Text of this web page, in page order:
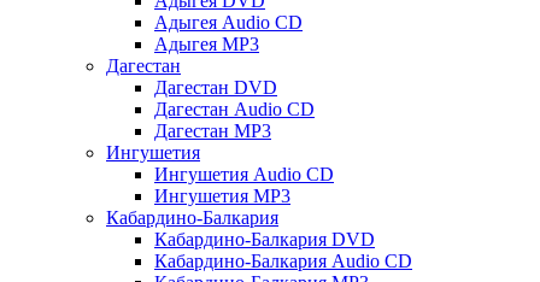
Адыгея Audio CD
Адыгея MP3
Дагестан
Дагестан DVD
Дагестан Audio CD
Дагестан MP3
Ингушетия
Ингушетия Audio CD
Ингушетия MP3
Кабардино-Балкария
Кабардино-Балкария DVD
Кабардино-Балкария Audio CD